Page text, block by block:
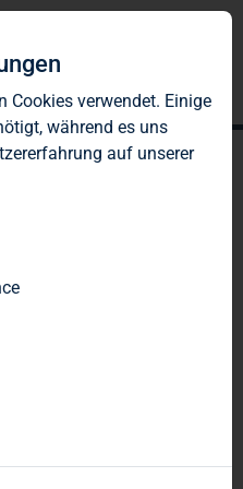
Immobilien
von Personen, die
Cookies verwendet. Einige
während es uns
auf unserer